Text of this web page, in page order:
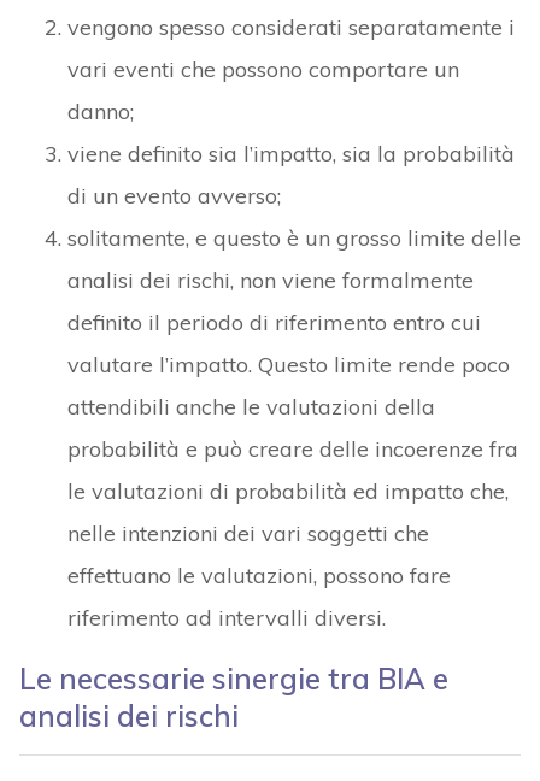
vengono spesso considerati separatamente i
vari eventi che possono comportare un
danno;
viene definito sia l’impatto, sia la probabilità
di un evento avverso;
solitamente, e questo è un grosso limite delle
analisi dei rischi, non viene formalmente
definito il periodo di riferimento entro cui
valutare l’impatto. Questo limite rende poco
attendibili anche le valutazioni della
probabilità e può creare delle incoerenze fra
le valutazioni di probabilità ed impatto che,
nelle intenzioni dei vari soggetti che
effettuano le valutazioni, possono fare
riferimento ad intervalli diversi.
Le necessarie sinergie tra BIA e
analisi dei rischi